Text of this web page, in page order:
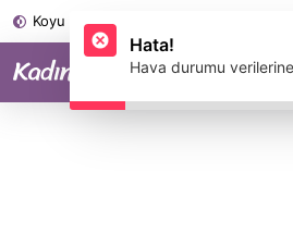
Koyu Mod